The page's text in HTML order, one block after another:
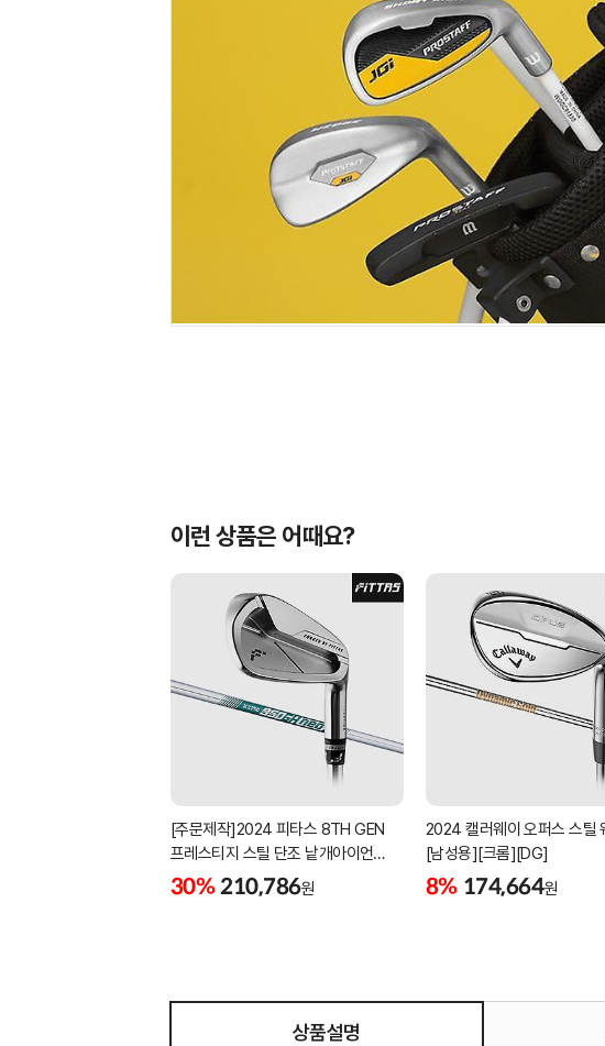
이런 상품은 어때요?
[주문제작]2024 피타스 8TH GEN
프레스티지 스틸 단조 낱개아이언
[남성용][4번][NSPRO950GH NEO]
30% 210,786원
2024 캘러웨이 오퍼스 스틸
[남성용][크롬][DG]
8% 174,664원
상품설명